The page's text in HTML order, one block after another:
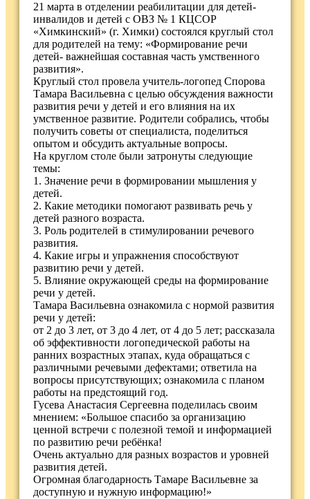
21 марта в отделении реабилитации для детей-
инвалидов и детей с ОВЗ № 1 КЦСОР
«Химкинский» (г. Химки) состоялся круглый стол
для родителей на тему: «Формирование речи
детей- важнейшая составная часть умственного
развития».
Круглый стол провела учитель-логопед Спорова
Тамара Васильевна с целью обсуждения важности
развития речи у детей и его влияния на их
умственное развитие. Родители собрались, чтобы
получить советы от специалиста, поделиться
опытом и обсудить актуальные вопросы.
На круглом столе были затронуты следующие
темы:
1. Значение речи в формировании мышления у
детей.
2. Какие методики помогают развивать речь у
детей разного возраста.
3. Роль родителей в стимулировании речевого
развития.
4. Какие игры и упражнения способствуют
развитию речи у детей.
5. Влияние окружающей среды на формирование
речи у детей.
Тамара Васильевна ознакомила с нормой развития
речи у детей:
от 2 до 3 лет, от 3 до 4 лет, от 4 до 5 лет; рассказала
об эффективности логопедической работы на
ранних возрастных этапах, куда обращаться с
различными речевыми дефектами; ответила на
вопросы присутствующих; ознакомила с планом
работы на предстоящий год.
Гусева Анастасия Сергеевна поделилась своим
мнением: «Большое спасибо за организацию
ценной встречи с полезной темой и информацией
по развитию речи ребёнка!
Очень актуально для разных возрастов и уровней
развития детей.
Огромная благодарность Тамаре Васильевне за
доступную и нужную информацию!»